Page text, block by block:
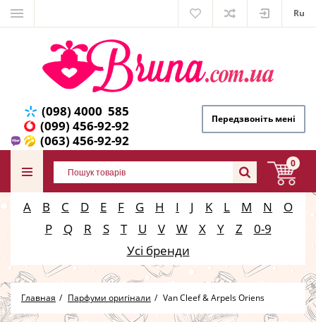
Ru
(098) 4000 585
(099) 456-92-92
(063) 456-92-92
Передзвоніть мені
0
A B C D E F G H I J K L M N
O
P
Q R S T U V W X Y Z
0-9
Усі бренди
Главная Парфуми оригінали Van Cleef & Arpels Oriens